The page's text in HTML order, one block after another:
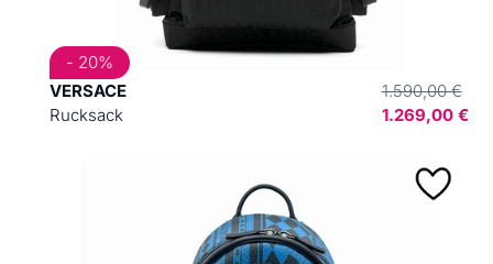
VERSACE
Rucksack
1.590,00 €
1.269,00 €
- 20%